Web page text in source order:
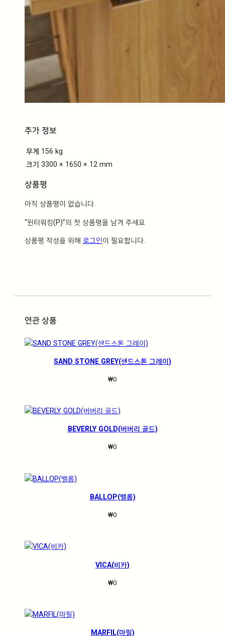
추가 정보
무게 156 kg
크기
3300 × 1650 × 12 mm
상품평
아직 상품평이 없습니다.
“윈터워킹(P)”의 첫 상품평을 남겨 주세요
상품평 작성을 위해 로그인이 필요합니다.
연관 상품
SAND STONE GREY(샌드스톤 그레이)
₩0
BEVERLY GOLD(버버리 골드)
₩0
BALLOP(밸롭)
₩0
VICA(비카)
₩0
MARFIL(마필)